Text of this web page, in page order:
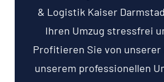
& Logistik Kaiser
Ihren Umzug stressfrei
Profitieren Sie von unserer
unserem professionellen